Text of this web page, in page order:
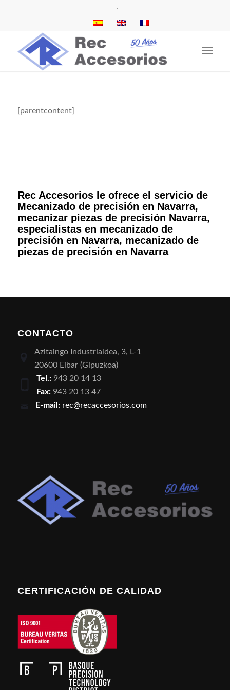
.
[parentcontent]
Rec Accesorios le ofrece el servicio de
Mecanizado de precisión en Navarra,
mecanizar piezas de precisión Navarra,
especialistas en mecanizado de
precisión en Navarra, mecanizado de
piezas de precisión en Navarra
CONTACTO
Azitaingo Industrialdea, 3, L-1
20600 Eibar (Gipuzkoa)
Tel.:943 20 14 13
Fax:943 20 13 47
E-mail: rec@recaccesorios.com
CERTIFICACIÓN DE CALIDAD